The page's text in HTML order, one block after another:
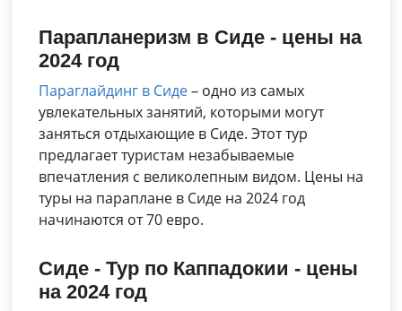
Парапланеризм в Сиде - цены на
2024 год
Параглайдинг в Сиде– одно из самых
увлекательных занятий, которыми могут
заняться отдыхающие в Сиде. Этот тур
предлагает туристам незабываемые
впечатления с великолепным видом. Цены на
туры на параплане в Сиде на 2024 год
начинаются от 70 евро.
Сиде - Тур по Каппадокии - цены
на 2024 год